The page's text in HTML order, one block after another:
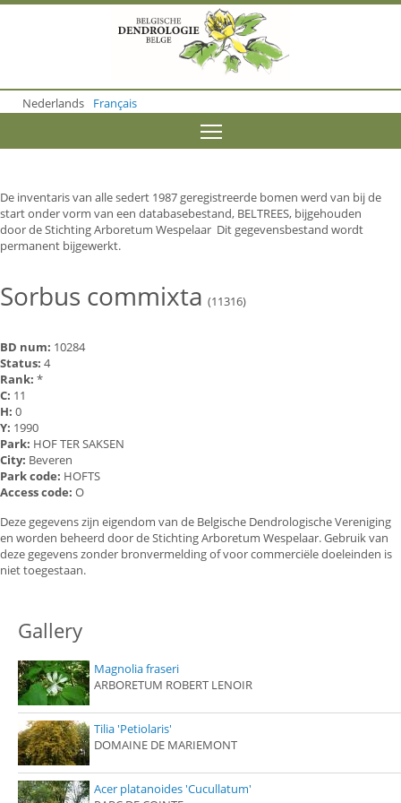
o
m
o
n
t
e
n
Nederlands Français
De inventaris van alle sedert 1987 geregistreerde bomen werd van bij de
start onder vorm van een databasebestand, BELTREES, bijgehouden
door de Stichting Arboretum Wespelaar Dit gegevensbestand wordt
permanent bijgewerkt.
Sorbus commixta (11316)
BD num: 10284
Status: 4
Rank: *
C: 11
H: 0
Y: 1990
Park: HOF TER SAKSEN
City: Beveren
Park code: HOFTS
Access code: O
Deze gegevens zijn eigendom van de Belgische Dendrologische Vereniging
en worden beheerd door de Stichting Arboretum Wespelaar. Gebruik van
deze gegevens zonder bronvermelding of voor commerciële doeleinden is
niet toegestaan.
Gallery
Magnolia fraseri
ARBORETUM ROBERT LENOIR
Tilia 'Petiolaris'
DOMAINE DE MARIEMONT
Acer platanoides 'Cucullatum'